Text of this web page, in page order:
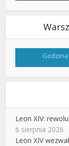
Leon XIV:
6 sierpnia 2026
Leon XIV